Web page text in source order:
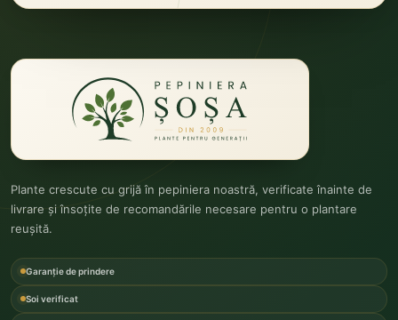
Plante crescute cu grijă în pepiniera noastră, verificate înainte de
livrare și însoțite de recomandările necesare pentru o plantare
reușită.
Garanție de prindere
Soi verificat